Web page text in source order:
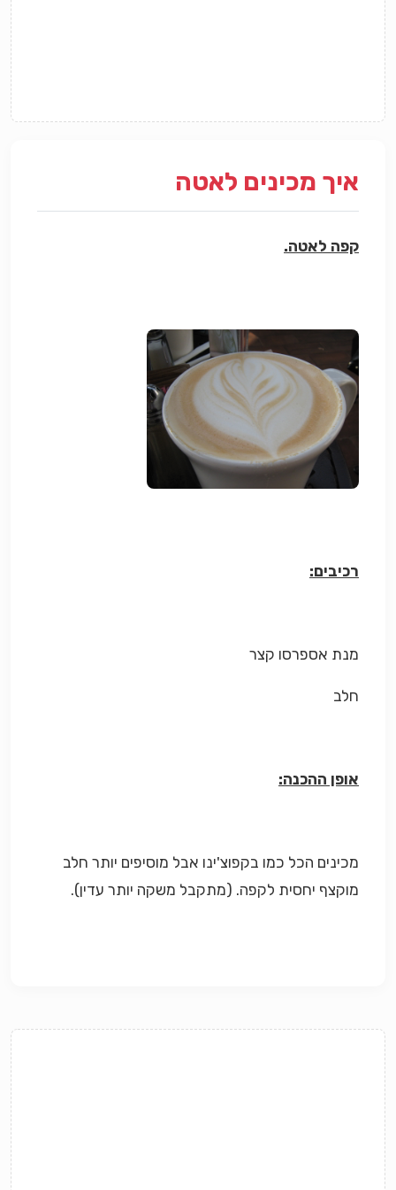
איך מכינים לאטה
קפה לאטה.
רכיבים:
מנת אספרסו קצר
חלב
אופן ההכנה:
מכינים הכל כמו בקפוצ'ינו אבל מוסיפים יותר חלב
מוקצף יחסית לקפה. (מתקבל משקה יותר עדין).